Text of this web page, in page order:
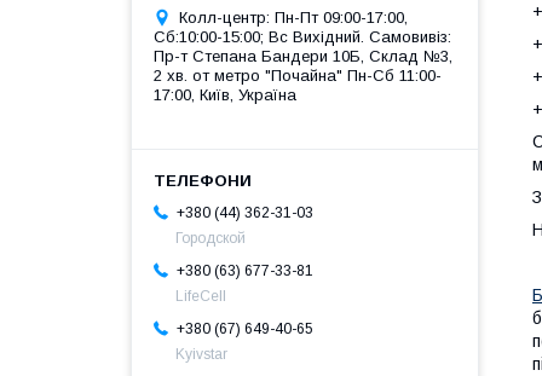
Колл-центр: Пн-Пт 09:00-17:00,
Сб:10:00-15:00; Вс Вихідний. Самовивіз:
Пр-т Степана Бандери 10Б, Склад №3,
2 хв. от метро "Почайна" Пн-Cб 11:00-
17:00, Київ, Україна
+380 (44) 362-31-03
Городской
+380 (63) 677-33-81
LifeCell
+380 (67) 649-40-65
Kyivstar